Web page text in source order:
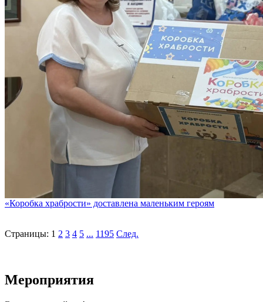
«Коробка храбрости» доставлена маленьким героям
Страницы: 1 2 3 4 5 ... 1195 След.
Мероприятия